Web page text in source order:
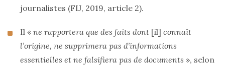
journalistes (FIJ, 2019, article 2).
Il « ne rapportera que des faits dont [il] connaît
l’origine, ne supprimera pas d’informations
essentielles et ne falsifiera pas de documents », selon